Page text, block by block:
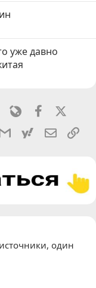
уже давно
LinkedinLivejournalFacebook
Gmailyahoomail
один